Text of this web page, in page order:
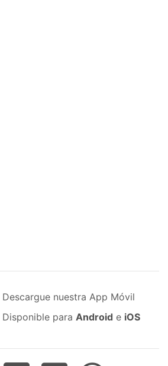
Descargue nuestra App Móvil
Disponible para Android e iOS